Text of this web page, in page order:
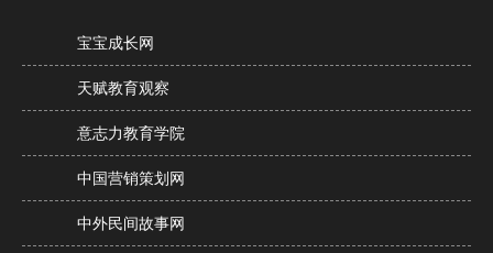
宝宝成长网
天赋教育观察
意志力教育学院
中国营销策划网
中外民间故事网